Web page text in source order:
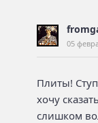
05
Плиты!
хочу
слишком